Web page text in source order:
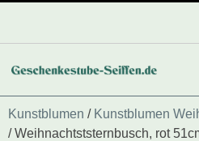
Neue Produkte
Kunstblumen
Kunstblumen
Weihnachtststernbusch, rot